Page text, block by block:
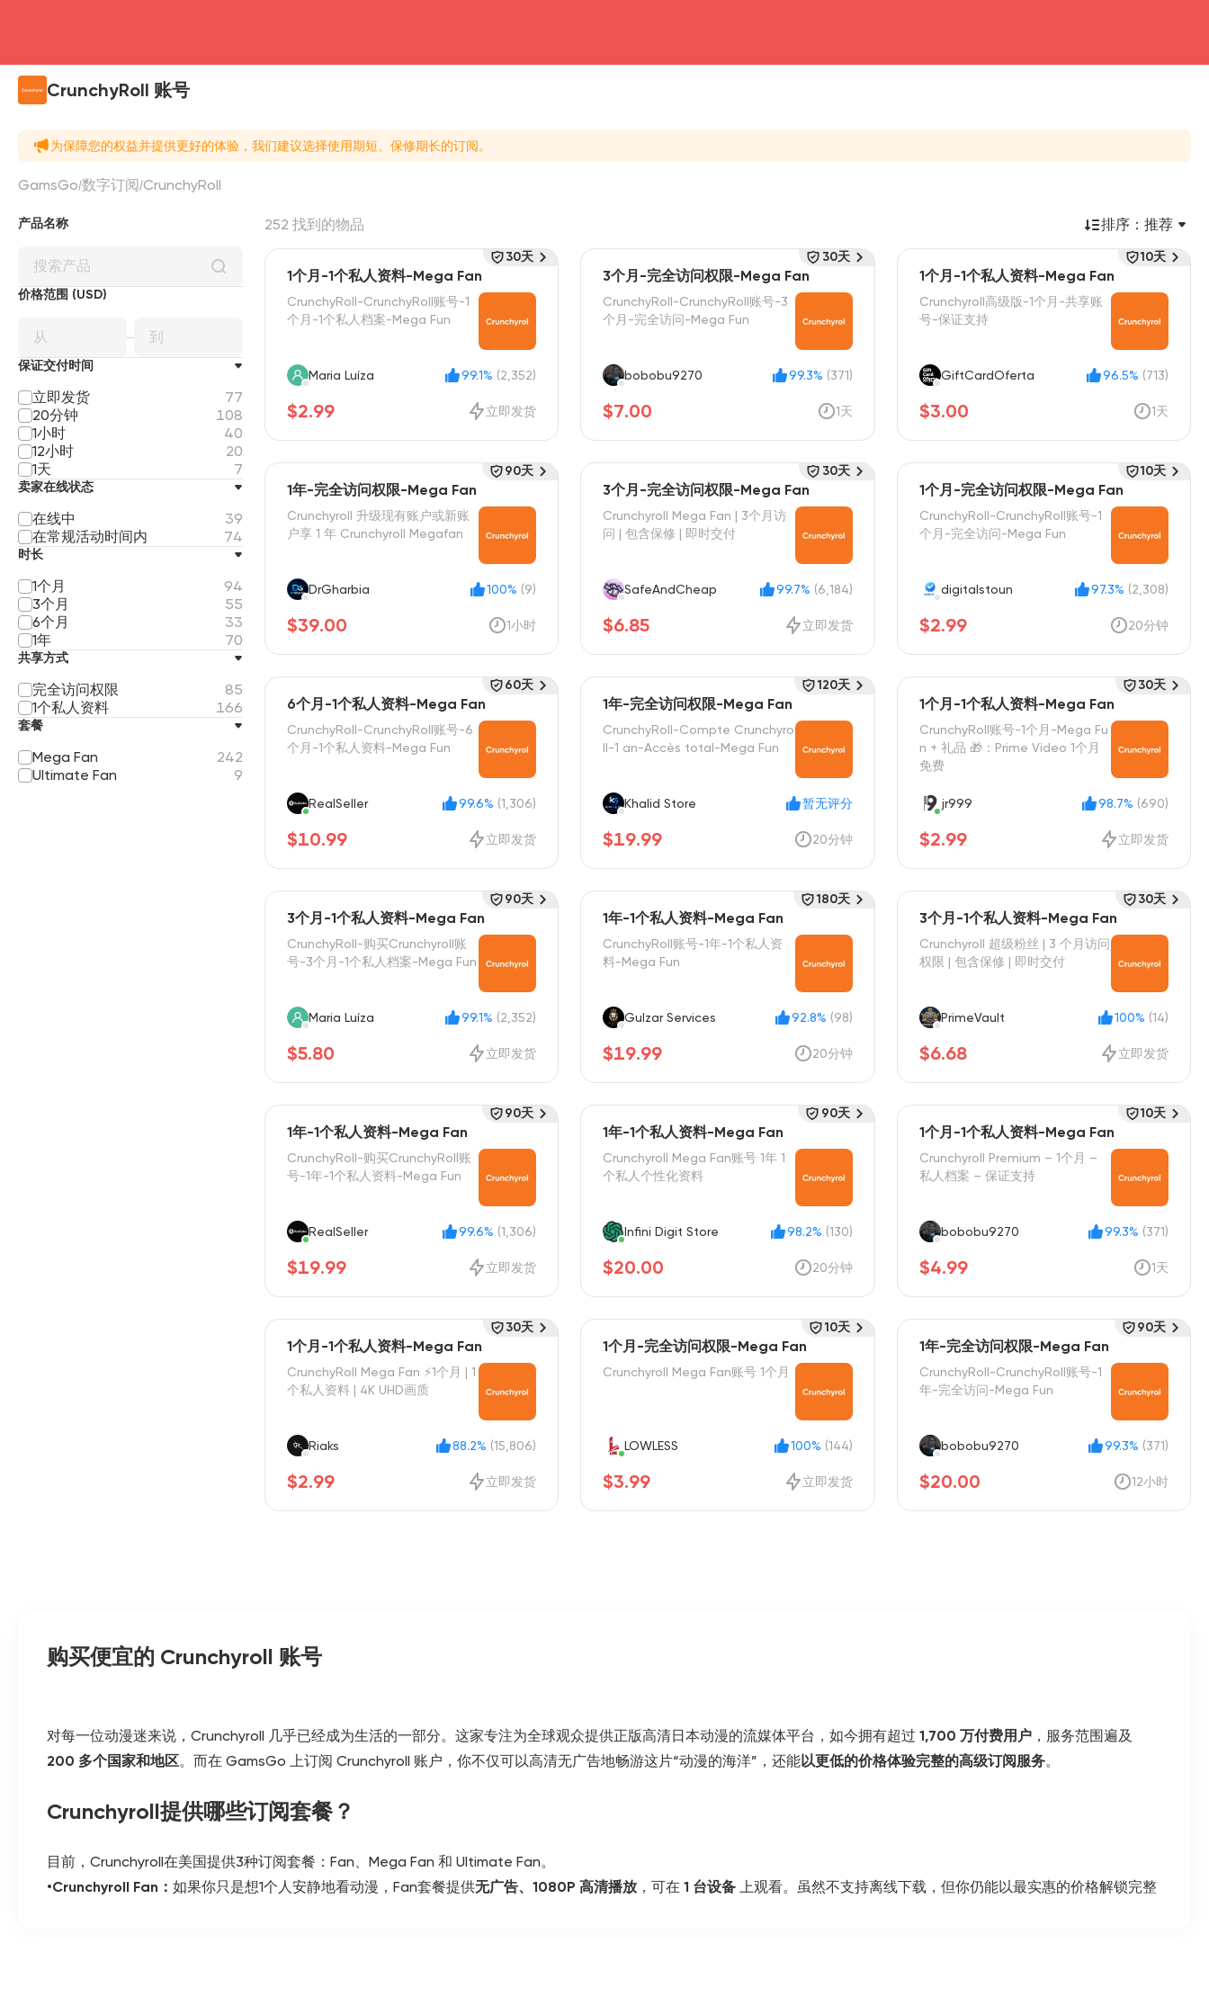
CrunchyRoll 账号
为保障您的权益并提供更好的体验，我们建议选择使用期短、保修期长的订阅。
GamsGo 数字订阅 CrunchyRoll
产品名称
价格范围 (USD)
保证交付时间
立即发货
77
20分钟
108
1小时
40
12小时
20
1天
7
卖家在线状态
在线中
39
在常规活动时间内
74
时长
1个月
94
3个月
55
6个月
33
1年
70
共享方式
完全访问权限
85
1个私人资料
166
套餐
Mega Fan
242
Ultimate Fan
9
252 找到的物品 排序： 推荐
1个月-1个私人资料-Mega Fan
CrunchyRoll-CrunchyRoll账号-1
个月-1个私人档案-Mega Fun
Maria Luíza 99.1% (2,352)
$2.99 立即发货
30天
3个月-完全访问权限-Mega Fan
CrunchyRoll-CrunchyRoll账号-3
个月-完全访问-Mega Fun
bobobu9270 99.3% (371)
$7.00 1天
30天
1个月-1个私人资料-Mega Fan
Crunchyroll高级版-1个月-共享账
号-保证支持
GiftCardOferta 96.5% (713)
$3.00 1天
10天
1年-完全访问权限-Mega Fan
Crunchyroll 升级现有账户或新账
户享 1 年 Crunchyroll Megafan
DrGharbia 100% (9)
$39.00 1小时
90天
3个月-完全访问权限-Mega Fan
Crunchyroll Mega Fan | 3个月访
问 | 包含保修 | 即时交付
SafeAndCheap 99.7% (6,184)
$6.85 立即发货
30天
1个月-完全访问权限-Mega Fan
CrunchyRoll-CrunchyRoll账号-1
个月-完全访问-Mega Fun
digitalstoun 97.3% (2,308)
$2.99 20分钟
10天
6个月-1个私人资料-Mega Fan
CrunchyRoll-CrunchyRoll账号-6
个月-1个私人资料-Mega Fun
RealSeller 99.6% (1,306)
$10.99 立即发货
60天
1年-完全访问权限-Mega Fan
CrunchyRoll-Compte Crunchyro
ll-1 an-Accès total-Mega Fun
Khalid Store 暂无评分
$19.99 20分钟
120天
1个月-1个私人资料-Mega Fan
CrunchyRoll账号-1个月-Mega Fu
n + 礼品 🎁：Prime Video 1个月
免费
jr999 98.7% (690)
$2.99 立即发货
30天
3个月-1个私人资料-Mega Fan
CrunchyRoll-购买Crunchyroll账
号-3个月-1个私人档案-Mega Fun
Maria Luíza 99.1% (2,352)
$5.80 立即发货
90天
1年-1个私人资料-Mega Fan
CrunchyRoll账号-1年-1个私人资
料-Mega Fun
Gulzar Services 92.8% (98)
$19.99 20分钟
180天
3个月-1个私人资料-Mega Fan
Crunchyroll 超级粉丝 | 3 个月访问
权限 | 包含保修 | 即时交付
PrimeVault 100% (14)
$6.68 立即发货
30天
1年-1个私人资料-Mega Fan
CrunchyRoll-购买CrunchyRoll账
号-1年-1个私人资料-Mega Fun
RealSeller 99.6% (1,306)
$19.99 立即发货
90天
1年-1个私人资料-Mega Fan
Crunchyroll Mega Fan账号 1年 1
个私人个性化资料
Infini Digit Store 98.2% (130)
$20.00 20分钟
90天
1个月-1个私人资料-Mega Fan
Crunchyroll Premium – 1个月 –
私人档案 – 保证支持
bobobu9270 99.3% (371)
$4.99 1天
10天
1个月-1个私人资料-Mega Fan
CrunchyRoll Mega Fan ⚡1个月 | 1
个私人资料 | 4K UHD画质
Riaks 88.2% (15,806)
$2.99 立即发货
30天
1个月-完全访问权限-Mega Fan
Crunchyroll Mega Fan账号 1个月
LOWLESS 100% (144)
$3.99 立即发货
10天
1年-完全访问权限-Mega Fan
CrunchyRoll-CrunchyRoll账号-1
年-完全访问-Mega Fun
bobobu9270 99.3% (371)
$20.00 12小时
90天
购买便宜的 Crunchyroll 账号
对每一位动漫迷来说，Crunchyroll 几乎已经成为生活的一部分。这家专注为全球观众提供正版高清日本动漫的流媒体平台，如今拥有超过 1,700 万付费用户 ，服务范围遍及
200 多个国家和地区。而在 GamsGo 上订阅 Crunchyroll 账户，你不仅可以高清无广告地畅游这片“动漫的海洋”，还能以更低的价格体验完整的高级订阅服务。
Crunchyroll提供哪些订阅套餐？
目前，Crunchyroll在美国提供3种订阅套餐：Fan、Mega Fan 和 Ultimate Fan。
•Crunchyroll Fan： 如果你只是想1个人安静地看动漫，Fan套餐提供无广告、1080P 高清播放 ，可在 1 台设备 上观看。虽然不支持离线下载，但你仍能以最实惠的价格解锁完整